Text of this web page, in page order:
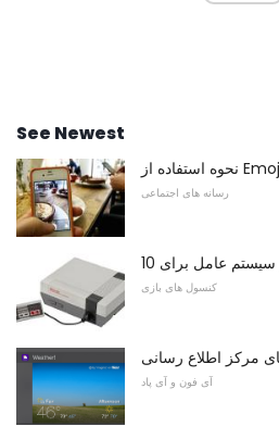
See Newest
رسانه های اجتماعی
کنسول های بازی
مرکز اطلاع رسانی
آی فون و آی پاد